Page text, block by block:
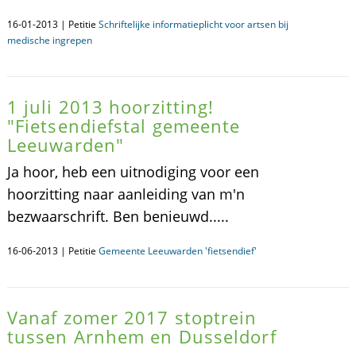
16-01-2013 | Petitie Schriftelijke informatieplicht voor artsen bij
medische ingrepen
1 juli 2013 hoorzitting!
"Fietsendiefstal gemeente
Leeuwarden"
Ja hoor, heb een uitnodiging voor een
hoorzitting naar aanleiding van m'n
bezwaarschrift. Ben benieuwd.....
16-06-2013 | Petitie Gemeente Leeuwarden 'fietsendief'
Vanaf zomer 2017 stoptrein
tussen Arnhem en Dusseldorf